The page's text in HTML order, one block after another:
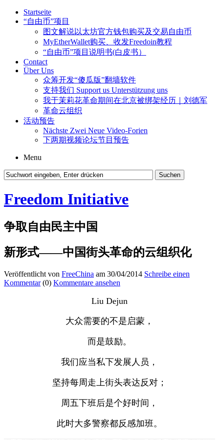
Startseite
“自由币”项目
图文解说以太坊官方钱包购买及交易自由币
MyEtherWallet购买、收发Freedoin教程
“自由币”项目说明书(白皮书）
Contact
Über Uns
众筹开发“傻瓜版”翻墙软件
支持我们 Support us Unterstützung uns
我于茉莉花革命期间在北京被绑架经历｜刘德军
革命云组织
活动预告
Nächste Zwei Neue Video-Forien
下两期视频论坛节目预告
Menu
Freedom Initiative
争取自由民主中国
新形式——中国街头革命的云组织化
Veröffentlicht von FreeChina am 30/04/2014 Schreibe einen
Kommentar(0) Kommentare ansehen
Liu Dejun
大众需要的不是启蒙，
而是鼓励。
我们应当私下发展人员，
坚持每周走上街头表达反对；
周五下班后是个好时间，
此时大多警察都反感加班。